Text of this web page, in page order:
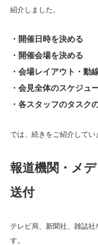
紹介しました。
・開催日時を決める
・開催会場を決める
・会場レイアウト・動
・会見全体のスケジュ
・各スタッフのタスク
では、続きをご紹介してい
報道機関・メ
送付
テレビ局、新聞社、雑誌
す。